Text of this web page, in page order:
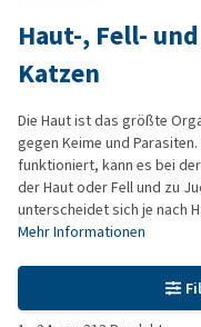
Haut-, Fell-
Katzen
Die Haut ist das größte
gegen Keime und
funktioniert, kann es bei
der Haut oder Fell und zu
unterscheidet sich je nach
Mehr Informationen